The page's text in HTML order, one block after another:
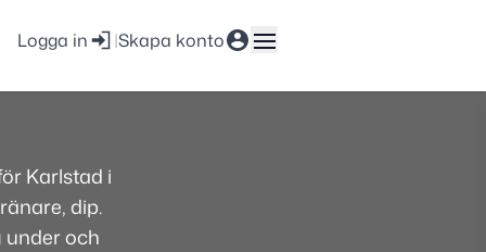
Logga in |Skapa konto
Karlstad i
dip.
och